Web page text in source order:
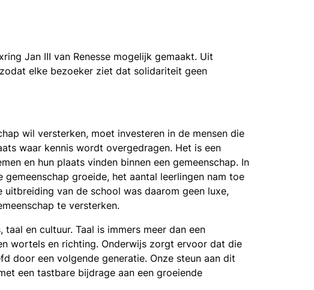
Jan III van Renesse mogelijk gemaakt. Uit
elke bezoeker ziet dat solidariteit geen
wil versterken, moet investeren in de mensen die
waar kennis wordt overgedragen. Het is een
en hun plaats vinden binnen een gemeenschap. In
groeide, het aantal leerlingen nam toe
van de school was daarom geen luxe,
te versterken.
en cultuur. Taal is immers meer dan een
wortels en richting. Onderwijs zorgt ervoor dat die
door een volgende generatie. Onze steun aan dit
een tastbare bijdrage aan een groeiende